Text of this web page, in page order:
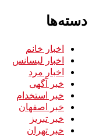
دسته‌ها
اخبار خانم
اخبار لیسانس
اخبار مرد
خبر آگهی
خبر استخدام
خبر اصفهان
خبر تبریز
خبر تهران